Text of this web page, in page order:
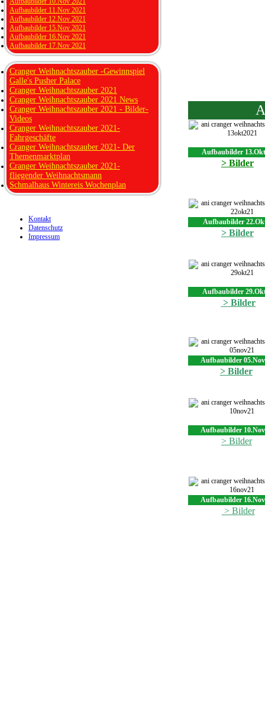
Aufbaubilder
> Bilder
Aufbaubilder
> Bilder
Aufbaubilder
> Bilder
Aufbaubilder
> Bilder
Aufbaubilder
> Bilder
Aufbaubilder
> Bilder
Aufbaubilder 11.Nov 2021
Aufbaubilder 12.Nov 2021
Aufbaubilder 15.Nov 2021
Aufbaubilder 16.Nov 2021
Aufbaubilder 17.Nov 2021
Cranger Weihnachtszauber -Gewinnspiel
Galle's Pusher Palace
Cranger Weihnachtszauber 2021
Cranger Weihnachtszauber 2021 News
Cranger Weihnachtszauber 2021 - Bilder-
Videos
Cranger Weihnachtszauber 2021-
Fahrgeschäfte
Cranger Weihnachtszauber 2021- Der
Themenmarktplan
Cranger Weihnachtszauber 2021-
fliegender Weihnachtsmann
Schmalhaus Wintereis Wochenplan
Kontakt
Datenschutz
Impressum